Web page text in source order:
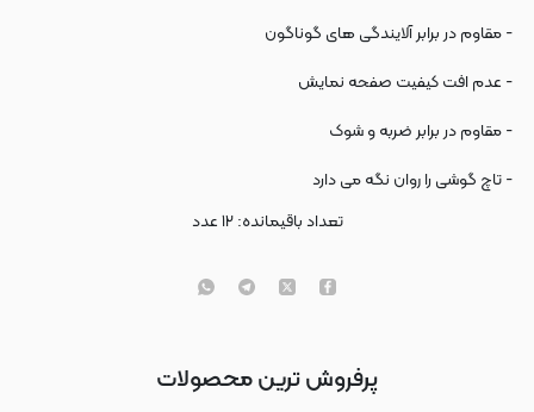
- مقاوم در برابر آلایندگی های گوناگون
- عدم افت کیفیت صفحه نمایش
- مقاوم در برابر ضربه و شوک
- تاچ گوشی را روان نگه می دارد
تعداد باقیمانده: ۱۲عدد
پرفروش ترین محصولات